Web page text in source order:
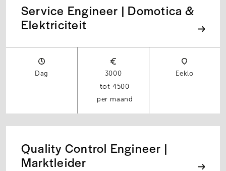
Service Engineer | Domotica &
Elektriciteit
Dag
3000
4500
per maand
Eeklo
Quality Control Engineer |
Marktleider